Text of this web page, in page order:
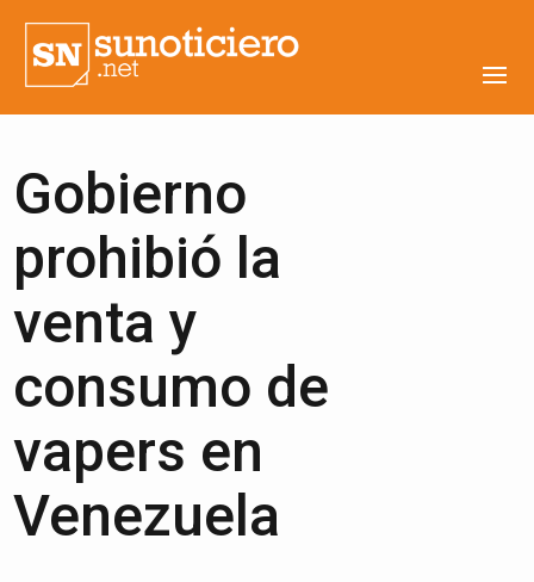
Gobierno
prohibió la
venta y
consumo de
vapers en
Venezuela